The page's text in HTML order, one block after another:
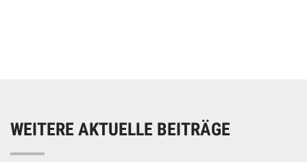
WEITERE AKTUELLE BEITRÄGE